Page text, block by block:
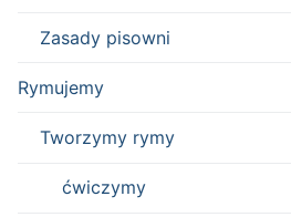
Zasady pisowni
Rymujemy
Tworzymy rymy
ćwiczymy